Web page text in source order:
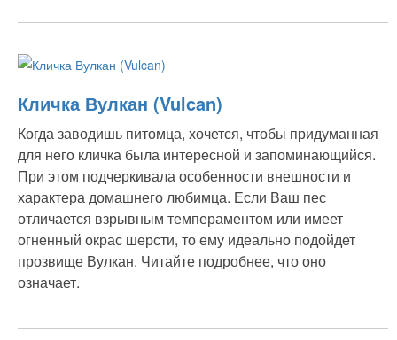
Кличка Вулкан (Vulcan)
Когда заводишь питомца, хочется, чтобы придуманная
для него кличка была интересной и запоминающийся.
При этом подчеркивала особенности внешности и
характера домашнего любимца. Если Ваш пес
отличается взрывным темпераментом или имеет
огненный окрас шерсти, то ему идеально подойдет
прозвище Вулкан. Читайте подробнее, что оно
означает.